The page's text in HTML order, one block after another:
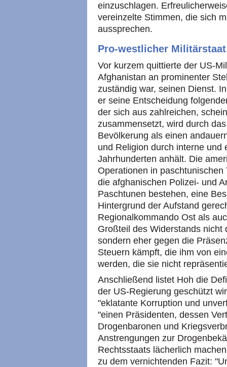
einzuschlagen.
vereinzelte Stimmen, die sich
aussprechen.
Pro-westlicher Militärstaat
Vor kurzem quittierte der US-
Afghanistan an prominenter
zuständig war, seinen Dienst.
er seine Entscheidung
der sich aus zahlreichen,
zusammensetzt, wird durch
Bevölkerung als einen
und Religion durch interne und
Jahrhunderten anhält. Die
Operationen in
die afghanischen Polizei- und
Paschtunen bestehen, eine
Hintergrund der Aufstand
Regionalkommando Ost als
Großteil des Widerstands nicht
sondern eher gegen die
Steuern kämpft, die ihm von
werden, die sie nicht
Anschließend listet Hoh die
der US-Regierung geschützt
"eklatante Korruption und
"einen Präsidenten, dessen
Drogenbaronen und
Anstrengungen zur
Rechtsstaats lächerlich
zu dem vernichtenden Fazit: